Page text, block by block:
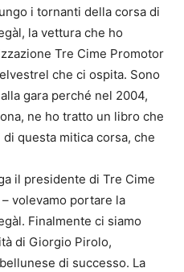
i tornanti della corsa di
la vettura che ho
Tre Cime Promotor
che ci ospita. Sono
gara perché nel 2004,
ne ho tratto un libro che
questa mitica corsa, che
il presidente di Tre Cime
volevamo portare la
Finalmente ci siamo
di Giorgio Pirolo,
di successo. La